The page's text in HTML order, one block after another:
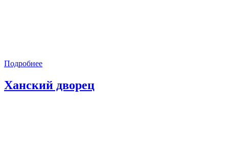
Подробнее
Ханский дворец